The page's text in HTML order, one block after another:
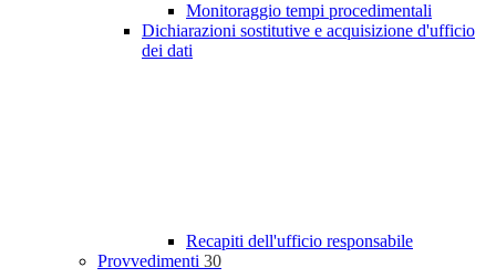
Monitoraggio tempi procedimentali
Dichiarazioni sostitutive e acquisizione d'ufficio
dei dati
Recapiti dell'ufficio responsabile
Provvedimenti 30